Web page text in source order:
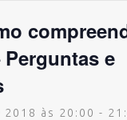
e
às 20:00 -